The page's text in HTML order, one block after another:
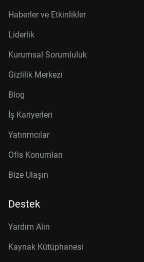
Haberler ve Etkinlikler
Liderlik
Kurumsal Sorumluluk
Gizlilik Merkezi
Blog
İş Kariyerleri
Yatırımcılar
Ofis Konumları
Bize Ulaşın
Destek
Yardım Alın
Kaynak Kütüphanesi